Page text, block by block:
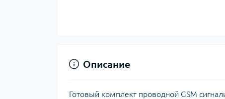
Описание
Готовый комплект проводной GSM